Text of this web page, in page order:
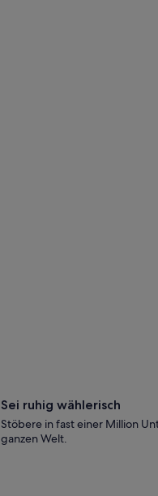
Sei ruhig wählerisch
Stöbere in fast einer Million
ganzen Welt.